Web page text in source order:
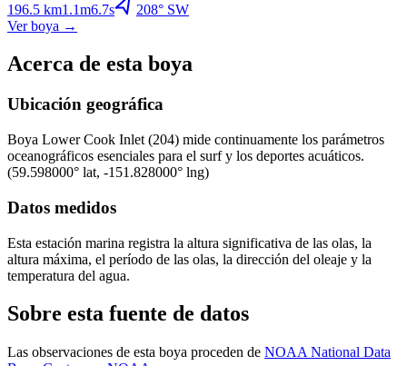
196.5 km1.1m6.7s 208° SW
Ver boya →
Acerca de esta boya
Ubicación geográfica
Boya Lower Cook Inlet (204) mide continuamente los parámetros
oceanográficos esenciales para el surf y los deportes acuáticos.
(59.598000° lat, -151.828000° lng)
Datos medidos
Esta estación marina registra la altura significativa de las olas, la
altura máxima, el período de las olas, la dirección del oleaje y la
temperatura del agua.
Sobre esta fuente de datos
Las observaciones de esta boya proceden de NOAA National Data